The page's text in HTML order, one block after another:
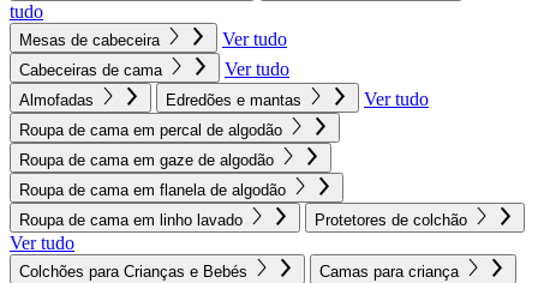
tudo
Mesas de cabeceira Ver tudo
Cabeceiras de cama Ver tudo
Almofadas Edredões e mantas Ver tudo
Roupa de cama em percal de algodão
Roupa de cama em gaze de algodão
Roupa de cama em flanela de algodão
Roupa de cama em linho lavado
Protetores de colchão
Ver tudo
Colchões para Crianças e Bebés Camas para criança